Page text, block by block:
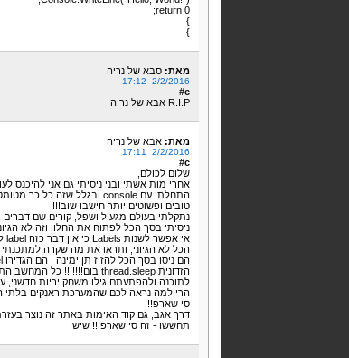
return 0;
}
}
מאת: סבא של נריה
2/2/2016 17:12
c#
R.I.P אבא של נריה
מאת: אבא של נריה
2/2/2016 17:11
c#
שלום לכולם,
אחרי מות אשתי ובני ניסיתי גם אני להיכנס
טובים ופשוטים יותר חישבו שוב!!!
נתקלתי בעולם מגעיל ושפל, קורים שם דברים
ניסיתי בסך הכל לפתוח את החלון וזה לא
אי אפשר לשנות Labels כי אין דבר כזה label למרות ששמתי label!!!!
הכל לא הגיוני, ותראו את מה שקרה למתכנתי csgo:
לתוכנה ולהפתעתם גילו משחק יריות חדשני,
הרי למה נראה לכם שהמערכת ראנקים בלתי
סי שארפ!!!
דרך אגב, גם קוד האימות באתר זה נוצר
תחששו - זה סי שארפ!!! שיש!